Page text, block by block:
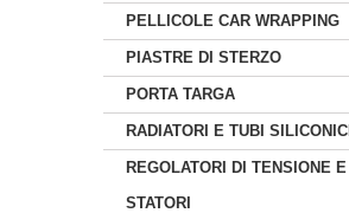
PELLICOLE CAR WRAPPING
PIASTRE DI STERZO
PORTA TARGA
RADIATORI E TUBI SILICONICI
REGOLATORI DI TENSIONE E
STATORI